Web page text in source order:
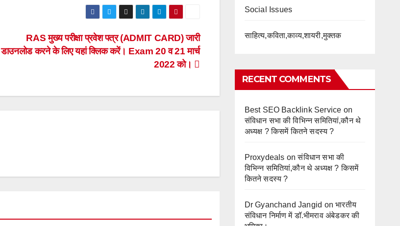
RAS मुख्य परीक्षा प्रवेश पत्र (ADMIT CARD) जारी
डाउनलोड करने के लिए यहां क्लिक करें। Exam 20 व 21 मार्च
2022 को।
Social Issues
साहित्य,कविता,काव्य,शायरी,मुक्तक
RECENT COMMENTS
Best SEO Backlink Service on
संविधान सभा की विभिन्न समितियां,कौन थे
अध्यक्ष ? किसमें कितने सदस्य ?
Proxydeals onसंविधान सभा की
विभिन्न समितियां,कौन थे अध्यक्ष ? किसमें
कितने सदस्य ?
Dr Gyanchand Jangid onभारतीय
संविधान निर्माण में डॉ.भीमराव अंबेडकर की